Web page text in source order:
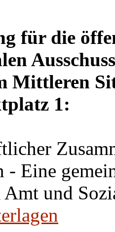
für die
Mittleren
1:
- Eine
Amt und